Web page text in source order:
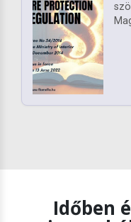
Időben